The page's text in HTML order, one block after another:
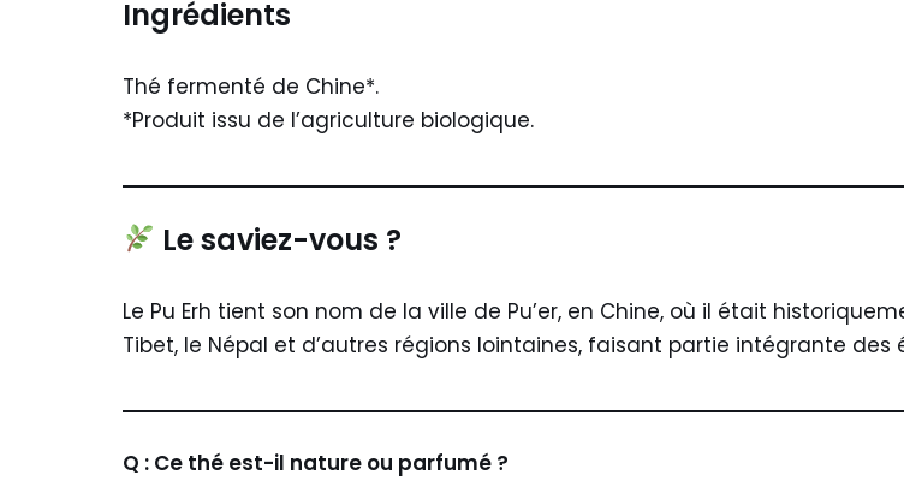
Ingrédients
Thé fermenté de Chine*.
*Produit issu de l’agriculture biologique.
Le saviez-vous ?
Le Pu Erh tient son nom de la ville de Pu’er, en Chine, où il était
Tibet, le Népal et d’autres régions lointaines, faisant partie intégrante
Q : Ce thé est-il nature ou parfumé ?